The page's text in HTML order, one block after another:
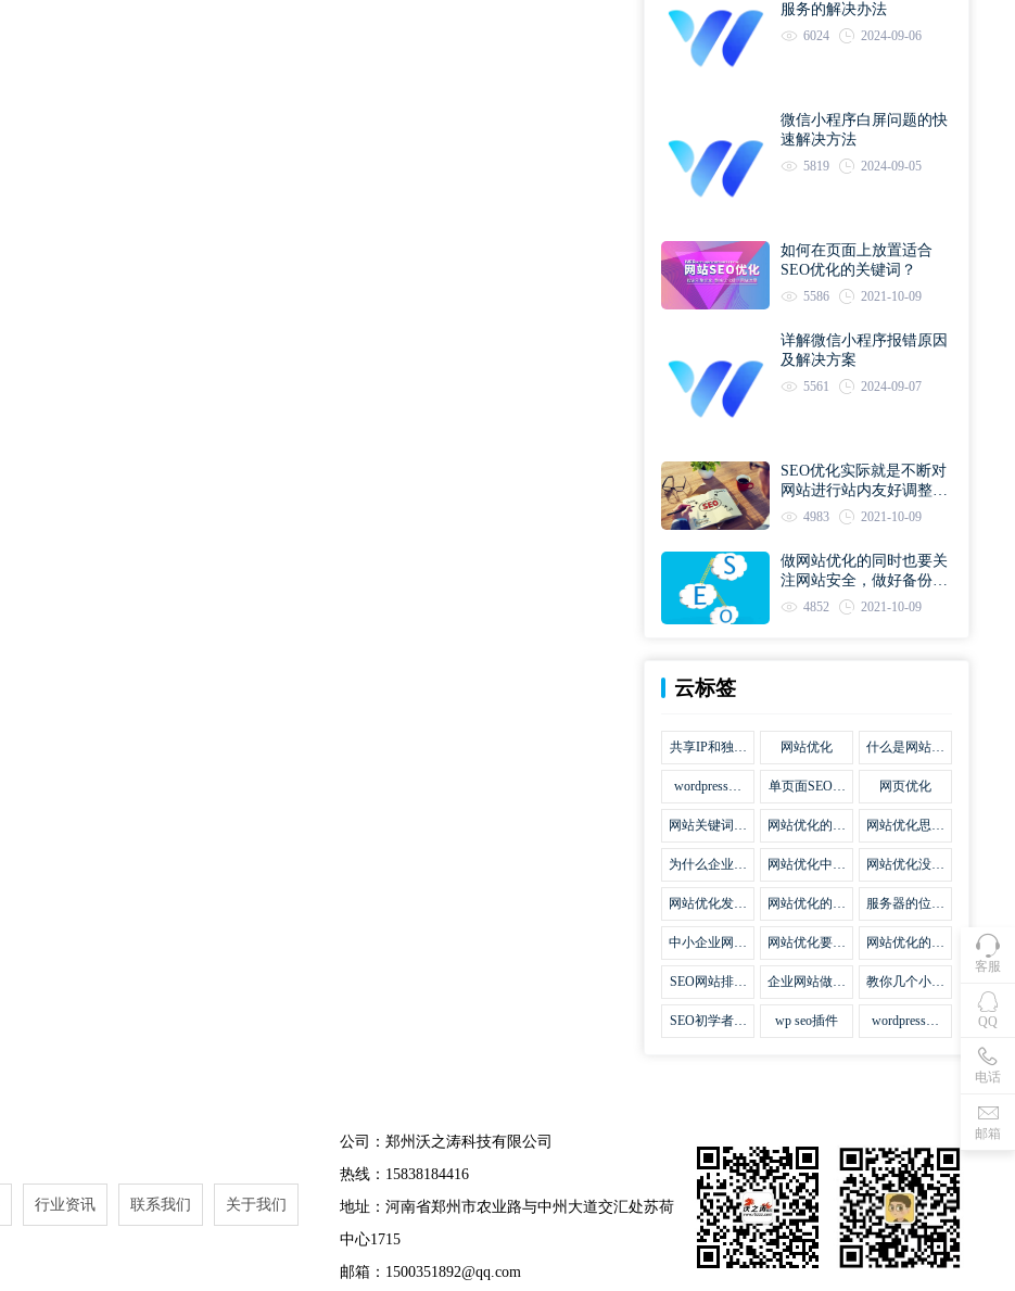
服务的解决办法
6024 2024-09-06
微信小程序白屏问题的快
速解决方法
5819 2024-09-05
如何在页面上放置适合
SEO优化的关键词？
5586 2021-10-09
详解微信小程序报错原因
及解决方案
5561 2024-09-07
SEO优化实际就是不断对
网站进行站内友好调整直
到符合优化规则
4983 2021-10-09
做网站优化的同时也要关
注网站安全，做好备份工
作 4852 2021-10-09
云标签
共享IP和独立
网站优化
什么是网站优
wordpress网
集插件
单页面SEO网
网页优化
网站关键词优
么
网站优化的误
网站优化思路
要
为什么企业网
网站SEO优
网站优化中关
干问题
网站优化没有
味道
网站优化发挥
网站优化的费
服务器的位置
影响
中小企业网站
法
网站优化要不
网站优化的逆
SEO网站排名
法宝
企业网站做好
势
教你几个小技
页优化
SEO初学者，
wp seo插件
wordpress插
客服
QQ
电话
邮箱
行业资讯 联系我们 关于我们
公司：郑州沃之涛科技有限公司
热线：15838184416
地址：河南省郑州市农业路与中州大道交汇处苏荷
中心1715
邮箱：1500351892@qq.com